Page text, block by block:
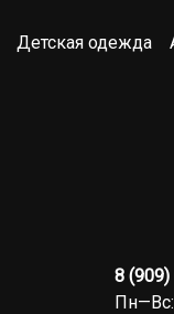
Детская одежда
8